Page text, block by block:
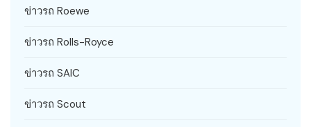
ข่าวรถ Roewe
ข่าวรถ Rolls-Royce
ข่าวรถ SAIC
ข่าวรถ Scout